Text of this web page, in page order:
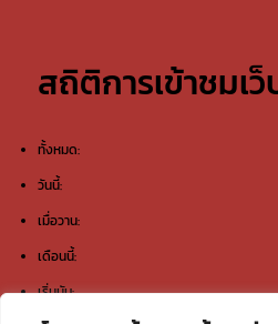
สถิติการเข้าชมเ
ทั้งหมด:
วันนี้:
เมื่อวาน:
เดือนนี้:
เริ่มนับ: